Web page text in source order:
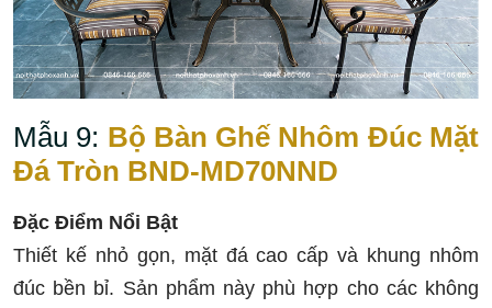
Mẫu 9: Bộ Bàn Ghế Nhôm Đúc Mặt
Đá Tròn BND-MD70NND
Đặc Điểm Nổi Bật
Thiết kế nhỏ gọn, mặt đá cao cấp và khung nhôm
đúc bền bỉ. Sản phẩm này phù hợp cho các không